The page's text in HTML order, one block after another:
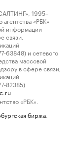
1995–
«РБК»
информации
связи,
63848) и сетевого
массовой
в сфере связи,
82385)
«РБК».
биржа